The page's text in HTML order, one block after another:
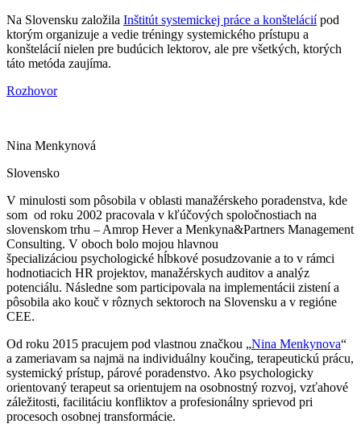
Na Slovensku založila Inštitút systemickej práce a konšteláciípod
ktorým organizuje a vedie tréningy systemického prístupu a
konštelácií nielen pre budúcich lektorov, ale pre všetkých, ktorých
táto metóda zaujíma.
Rozhovor
Nina Menkynová
Slovensko
V minulosti som pôsobila v oblasti manažérskeho poradenstva, kde
som od roku 2002 pracovala v kľúčových spoločnostiach na
slovenskom trhu – Amrop Hever a Menkyna&Partners Management
Consulting. V oboch bolo mojou hlavnou
špecializáciou psychologické hĺbkové posudzovanie a to v rámci
hodnotiacich HR projektov, manažérskych auditov a analýz
potenciálu. Následne som participovala na implementácii zistení a
pôsobila ako kouč v rôznych sektoroch na Slovensku a v regióne
CEE.
Od roku 2015 pracujem pod vlastnou značkou „Nina Menkynova“
a zameriavam sa najmä na individuálny koučing, terapeutickú prácu,
systemický prístup, párové poradenstvo. Ako psychologicky
orientovaný terapeut sa orientujem na osobnostný rozvoj, vzťahové
záležitosti, facilitáciu konfliktov a profesionálny sprievod pri
procesoch osobnej transformácie.